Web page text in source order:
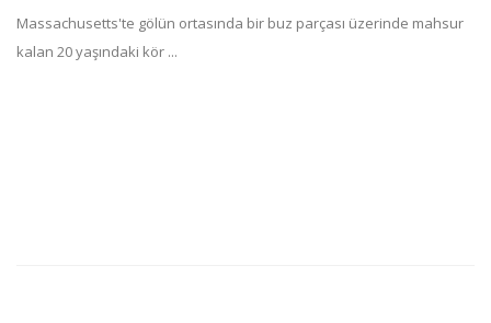
Massachusetts'te gölün ortasında bir buz parçası üzerinde mahsur
kalan 20 yaşındaki kör ...